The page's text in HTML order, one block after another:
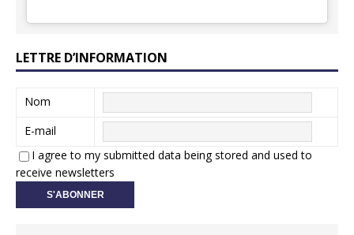
LETTRE D’INFORMATION
Nom
E-mail
I agree to my submitted data being stored and used to
receive newsletters